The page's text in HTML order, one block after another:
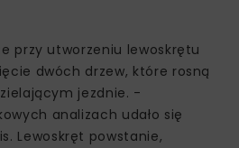
przy utworzeniu lewoskrętu
dwóch drzew, które rosną
jezdnie. -
analizach udało się
Lewoskręt powstanie,